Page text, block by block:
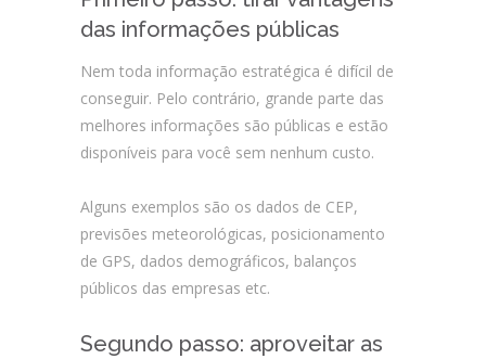
das informações públicas
Nem toda informação estratégica é difícil de
conseguir. Pelo contrário, grande parte das
melhores informações são públicas e estão
disponíveis para você sem nenhum custo.
Alguns exemplos são os dados de CEP,
previsões meteorológicas, posicionamento
de GPS, dados demográficos, balanços
públicos das empresas etc.
Segundo passo: aproveitar as